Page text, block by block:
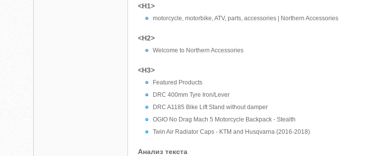
<H1>
motorcycle, motorbike, ATV, parts, accessories | Northern Accessories
<H2>
Welcome to Northern Accessories
<H3>
Featured Products
DRC 400mm Tyre Iron/Lever
DRC A1185 Bike Lift Stand without damper
OGIO No Drag Mach 5 Motorcycle Backpack - Stealth
Twin Air Radiator Caps - KTM and Husqvarna (2016-2018)
Анализ текста